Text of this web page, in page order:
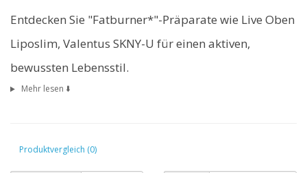
Entdecken Sie "Fatburner*"-Präparate wie Live Oben
Liposlim, Valentus SKNY-U für einen aktiven,
bewussten Lebensstil.
Mehr lesen ⬇️
Produktvergleich (0)